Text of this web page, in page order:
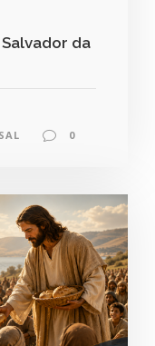
da
0